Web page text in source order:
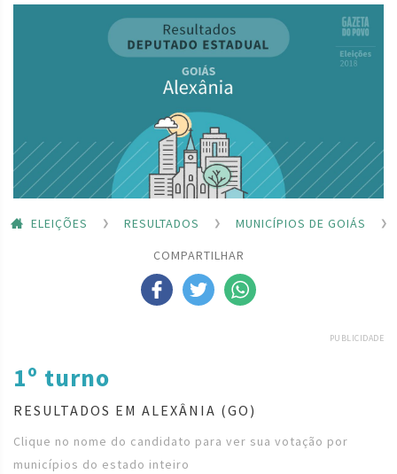
ELEIÇÕES RESULTADOS
MUNICÍPIOS DE GOIÁS
COMPARTILHAR
PUBLICIDADE
1º turno
RESULTADOS EM ALEXÂNIA (GO)
Clique no nome do candidato para ver sua votação por
municípios do estado inteiro